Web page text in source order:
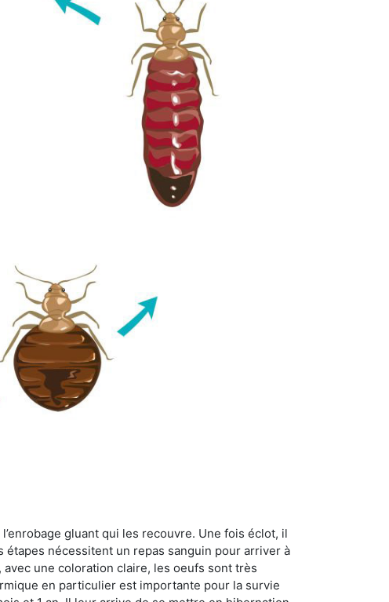
gluant qui les recouvre. Une fois éclot, il
nécessitent un repas sanguin pour arriver à
une coloration claire, les oeufs sont très
en particulier est importante pour la survie